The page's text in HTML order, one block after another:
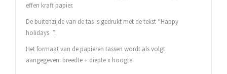
effen kraft papier.
De buitenzijde van de tas is gedrukt met de tekst “Happy
holidays ”.
Het formaat van de papieren tassen wordt als volgt
aangegeven: breedte + diepte x hoogte.